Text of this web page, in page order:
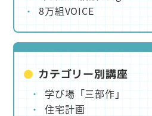
8万組VOICE
カテゴリー別講座
学び場「三部作」
住宅計画